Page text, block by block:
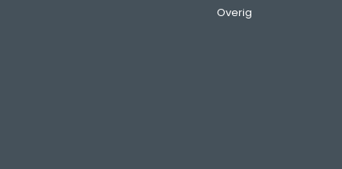
Overig